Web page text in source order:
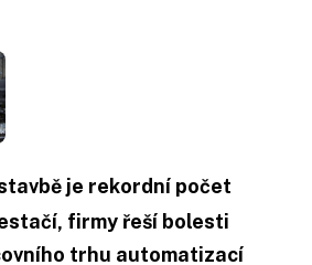
je rekordní počet
firmy řeší bolesti
trhu automatizací